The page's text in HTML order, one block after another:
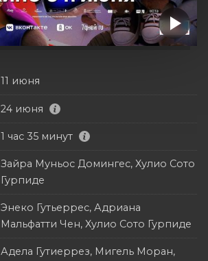
11 июня
24 июня
1 час 35 минут
Зайра Муньос Домингес, Хулио Сото
Гурпиде
Энеко Гутьеррес, Адриана
Мальфатти Чен, Хулио Сото Гурпиде
Адела Гутиеррез, Мигель Моран,